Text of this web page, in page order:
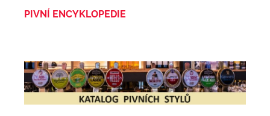
PIVNÍ ENCYKLOPEDIE